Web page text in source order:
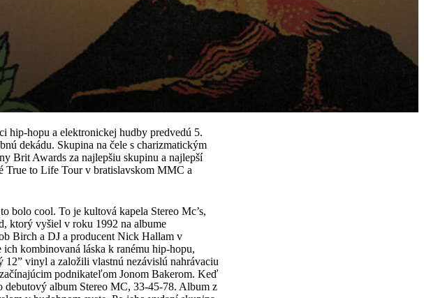
hip-hopu a elektronickej hudby predvedú 5.
dekádu. Skupina na čele s charizmatickým
Brit Awards za najlepšiu skupinu a najlepší
True to Life Tour v bratislavskom MMC a
bolo cool. To je kultová kapela Stereo Mc’s,
ktorý vyšiel v roku 1992 na albume
Birch a DJ a producent Nick Hallam v
kombinovaná láska k ranému hip-hopu,
vinyl a založili vlastnú nezávislú nahrávaciu
podnikateľom Jonom Bakerom. Keď
album Stereo MC, 33-45-78. Album z